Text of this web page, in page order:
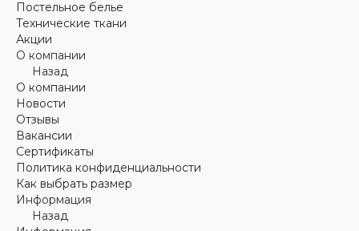
Постельное белье
Технические ткани
Акции
О компании
Назад
О компании
Новости
Отзывы
Вакансии
Сертификаты
Политика конфиденциальности
Как выбрать размер
Информация
Назад